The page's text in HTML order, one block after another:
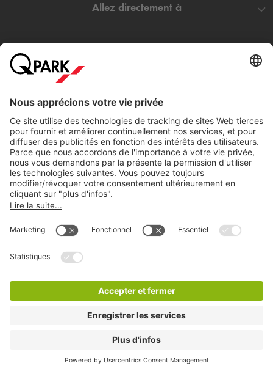
Allez directement à
Villes populaires
Téléchargement
Paramètres de confidentialité
Avertissement